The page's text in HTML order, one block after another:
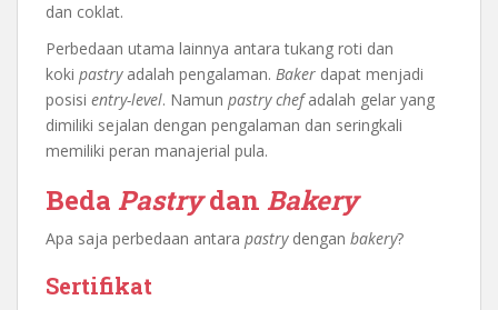
dan coklat.
Perbedaan utama lainnya antara tukang roti dan
koki pastryadalah pengalaman. Baker dapat menjadi
posisi entry-level. Namun pastry chefadalah gelar yang
dimiliki sejalan dengan pengalaman dan seringkali
memiliki peran manajerial pula.
Beda Pastrydan Bakery
Apa saja perbedaan antara pastry dengan bakery?
Sertifikat